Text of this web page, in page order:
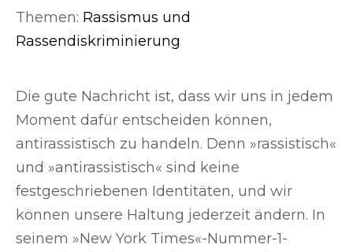
Themen: Rassismus und
Rassendiskriminierung
Die gute Nachricht ist, dass wir uns in jedem
Moment dafür entscheiden können,
antirassistisch zu handeln. Denn »rassistisch«
und »antirassistisch« sind keine
festgeschriebenen Identitäten, und wir
können unsere Haltung jederzeit ändern. In
seinem »New York Times«-Nummer-1-